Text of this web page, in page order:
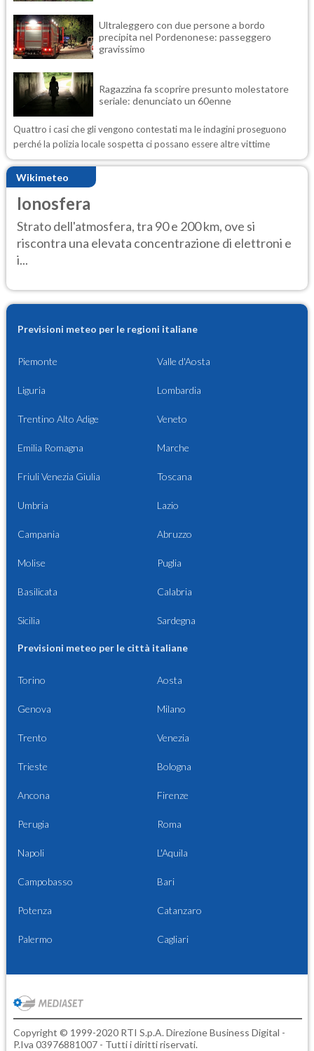
Ultraleggero con due persone a bordo
precipita nel Pordenonese: passeggero
gravissimo
Ragazzina fa scoprire presunto molestatore
seriale: denunciato un 60enne
Quattro i casi che gli vengono contestati ma le indagini proseguono
perché la polizia locale sospetta ci possano essere altre vittime
Wikimeteo
Ionosfera
Strato dell'atmosfera, tra 90 e 200 km, ove si
riscontra una elevata concentrazione di elettroni e
i...
Previsioni meteo per le regioni italiane
Piemonte Valle d'Aosta
Liguria Lombardia
Trentino Alto Adige Veneto
Emilia Romagna Marche
Friuli Venezia Giulia Toscana
Umbria Lazio
Campania Abruzzo
Molise Puglia
Basilicata Calabria
Sicilia Sardegna
Previsioni meteo per le città italiane
Torino Aosta
Genova Milano
Trento Venezia
Trieste Bologna
Ancona Firenze
Perugia Roma
Napoli L'Aquila
Campobasso Bari
Potenza Catanzaro
Palermo Cagliari
Copyright © 1999-2020 RTI S.p.A. Direzione Business Digital -
P.Iva 03976881007 - Tutti i diritti riservati.